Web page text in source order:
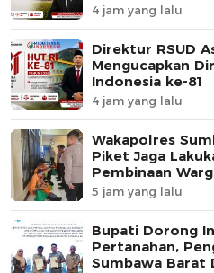
4 jam yang lalu
Direktur RSUD
Mengucapkan
Indonesia ke-81
4 jam yang lalu
Wakapolres
Piket Jaga
Pembinaan
5 jam yang lalu
Bupati Dorong
Pertanahan,
Sumbawa Barat